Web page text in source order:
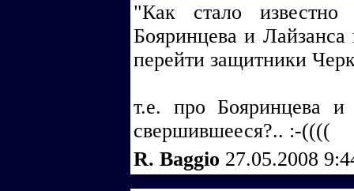
"Как стало
Бояринцева и
перейти защитники
т.е. про Бояринцева
свершившееся?.. :-((((
R. Baggio 27.05.2008